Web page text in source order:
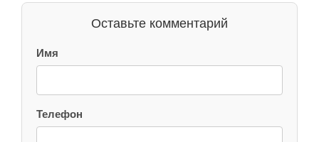
Оставьте комментарий
Имя
Телефон